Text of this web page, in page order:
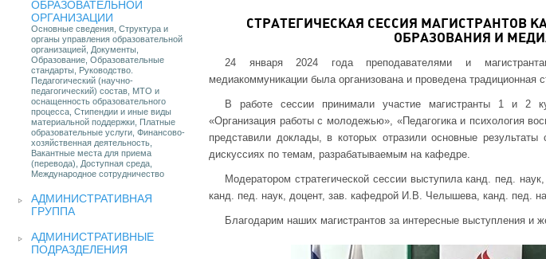
ОБРАЗОВАТЕЛЬНОЙ
ОРГАНИЗАЦИИ
Основные сведения, Структура и
органы управления образовательной
организацией, Документы,
Образование, Образовательные
стандарты, Руководство.
Педагогический (научно-
педагогический) состав, МТО и
оснащенность образовательного
процесса, Стипендии и иные виды
материальной поддержки, Платные
образовательные услуги, Финансово-
хозяйственная деятельность,
Вакантные места для приема
(перевода), Доступная среда,
Международное сотрудничество
АДМИНИСТРАТИВНАЯ
ГРУППА
АДМИНИСТРАТИВНЫЕ
ПОДРАЗДЕЛЕНИЯ
СТРАТЕГИЧЕСКАЯ СЕССИЯ МАГИСТРАНТОВ
ОБРАЗОВАНИЯ И
24 января 2024 года преподавателями и
медиакоммуникации была организована и проведена традиционная
В работе сессии принимали участие магистранты 1 и 2
«Организация работы с молодежью», «Педагогика и психология
представили доклады, в которых отразили основные
дискуссиях по темам, разрабатываемым на кафедре.
Модератором стратегической сессии выступила канд. пед.
канд. пед. наук, доцент, зав. кафедрой И.В. Челышева, канд. пед.
Благодарим наших магистрантов за интересные выступления и